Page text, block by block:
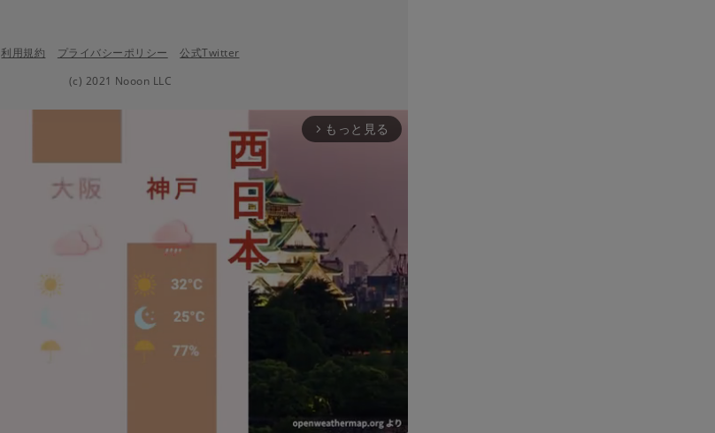
利用規約 プライバシーポリシー
公式Twitter
(c) 2021 Nooon LLC
arrow_forward_ios もっと見る